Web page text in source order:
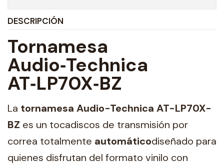
DESCRIPCIÓN
Tornamesa
Audio‑Technica
AT‑LP70X‑BZ
La tornamesa Audio-Technica AT-LP70X-
BZ es un tocadiscos de transmisión por
correa totalmente automáticodiseñado para
quienes disfrutan del formato vinilo con